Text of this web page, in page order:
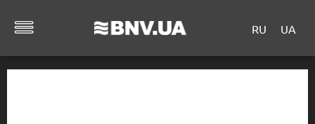
RU UA